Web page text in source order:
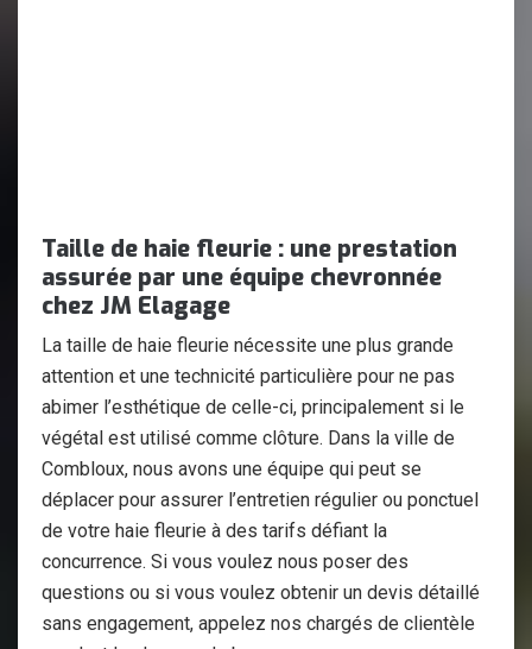
Taille de haie fleurie : une prestation
assurée par une équipe chevronnée
chez JM Elagage
La taille de haie fleurie nécessite une plus grande
attention et une technicité particulière pour ne pas
abimer l’esthétique de celle-ci, principalement si le
végétal est utilisé comme clôture. Dans la ville de
Combloux, nous avons une équipe qui peut se
déplacer pour assurer l’entretien régulier ou ponctuel
de votre haie fleurie à des tarifs défiant la
concurrence. Si vous voulez nous poser des
questions ou si vous voulez obtenir un devis détaillé
sans engagement, appelez nos chargés de clientèle